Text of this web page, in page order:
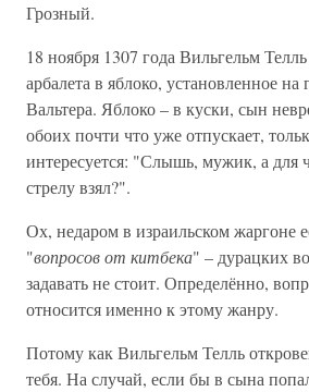
Грозный.
18 ноября 1307 года Вильгельм Телль
арбалета в яблоко, установленное на
Вальтера. Яблоко – в куски, сын
обоих почти что уже отпускает,
интересуется: "Слышь, мужик, а для
стрелу взял?".
Ох, недаром в израильском жаргоне
"вопросов от китбека" – дурацких
задавать не стоит. Определённо,
относится именно к этому жанру.
Потому как Вильгельм Телль
тебя. На случай, если бы в сына